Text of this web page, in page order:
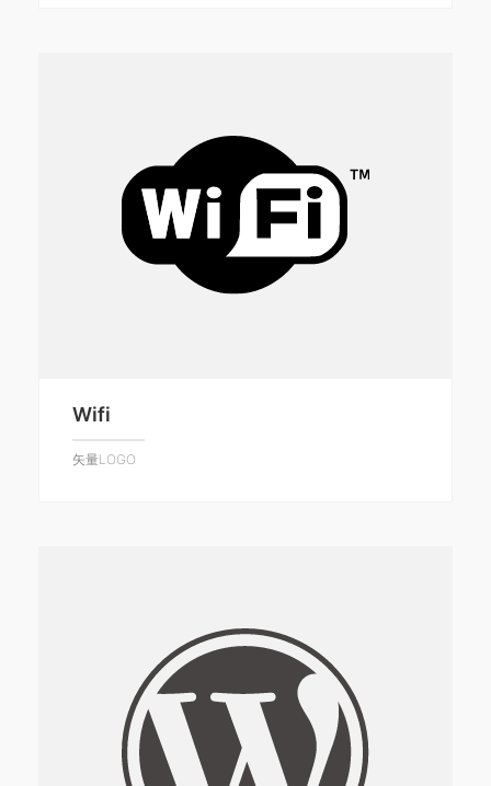
Wifi
矢量LOGO